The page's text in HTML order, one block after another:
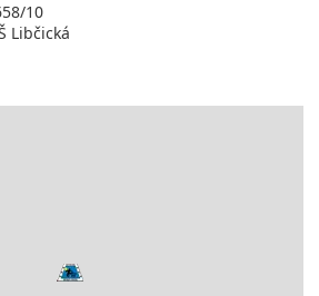
10
Libčická